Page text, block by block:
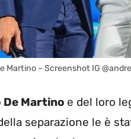
Martino – Screenshot IG
Martino e del loro
separazione le è